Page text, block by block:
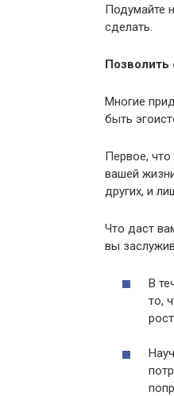
Подумайте
сделать.
Позволить
Многие
быть
Первое,
вашей
других, и
Что даст
вы
В
то,